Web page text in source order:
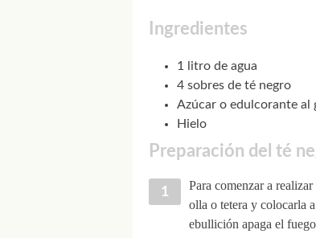
Ingredientes
1 litro de agua
4 sobres de té negro
Azúcar o edulcorante al
Hielo
Preparación del té
Para comenzar a
olla o tetera y colocarla
ebullición apaga el